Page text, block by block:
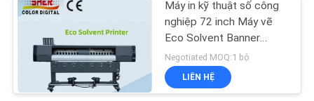
CHÚNG
TIN
179
Máy in kỹ thuật số công
nghiệp 72 inch Máy vẽ
Eco Solvent Banner
Sticker Printer
Negotiated MOQ:1 bộ
LIÊN HỆ